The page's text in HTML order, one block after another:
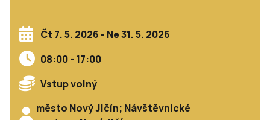
Čt 7. 5. 2026 - Ne 31. 5. 2026
08:00 - 17:00
Vstup volný
město Nový Jičín; Návštěvnické